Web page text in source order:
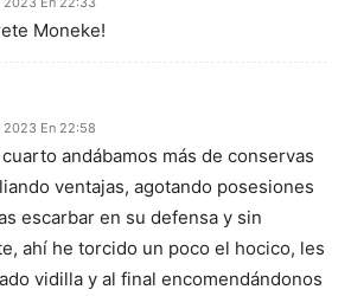
Moneke!
En 22:58
andábamos más de conservas
ventajas, agotando posesiones
escarbar en su defensa y sin
ahí he torcido un poco el hocico, les
vidilla y al final encomendándonos